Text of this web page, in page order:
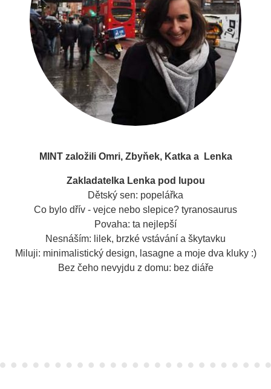
MINT založili Omri, Zbyňek, Katka a Lenka
Zakladatelka Lenka pod lupou
Dětský sen: popelářka
Co bylo dřív - vejce nebo slepice? tyranosaurus
Povaha: ta nejlepší
Nesnáším: lilek, brzké vstávání a škytavku
Miluji: minimalistický design, lasagne a moje dva kluky :)
Bez čeho nevyjdu z domu: bez diáře